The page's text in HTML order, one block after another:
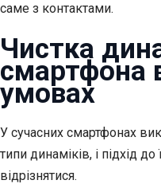
саме з контактами.
Чистка
смартфона
умовах
У сучасних смартфонах
типи динаміків, і підхід
відрізнятися.